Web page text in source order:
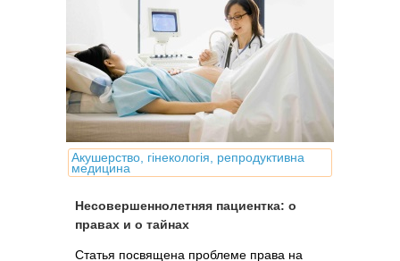
Акушерство, гінекологія, репродуктивна
медицина
Несовершеннолетняя пациентка: о
правах и о тайнах
Статья посвящена проблеме права на